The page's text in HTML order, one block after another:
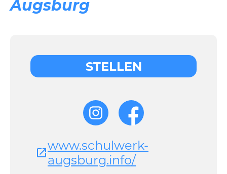
Augsburg
STELLEN
www.schulwerk-
augsburg.info/